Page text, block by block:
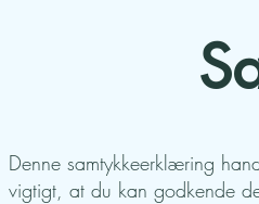
Denne samtykkeerklæring
vigtigt, at du kan godkende